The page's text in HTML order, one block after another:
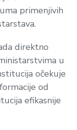
primenjivih
direktno
u
očekuje
od
efikasnije